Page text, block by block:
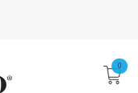
0